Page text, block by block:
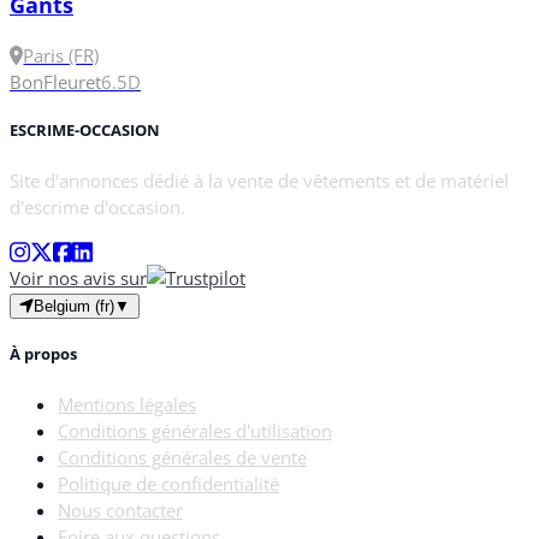
Paris (FR)
BonFleuret6.5D
ESCRIME-OCCASION
Site d'annonces dédié à la vente de vêtements et de matériel
d'escrime d'occasion.
Voir nos avis sur
Belgium (fr)▼
À propos
Mentions légales
Conditions générales d'utilisation
Conditions générales de vente
Politique de confidentialité
Nous contacter